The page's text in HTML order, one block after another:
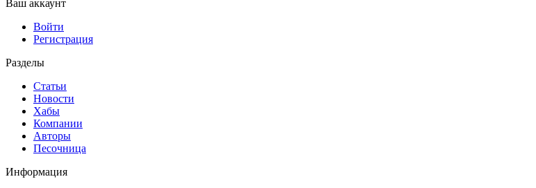
Ваш аккаунт
Войти
Регистрация
Разделы
Статьи
Новости
Хабы
Компании
Авторы
Песочница
Информация